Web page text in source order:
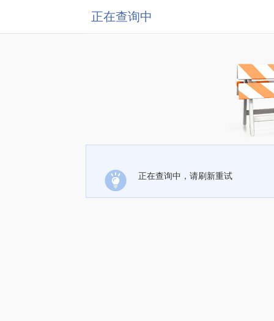
正在查询中
正在查询中，请刷新重试